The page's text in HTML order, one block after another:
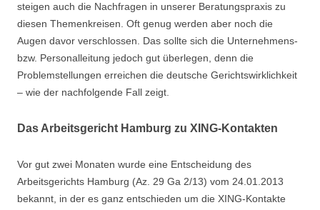
steigen auch die Nachfragen in unserer Beratungspraxis zu
diesen Themenkreisen. Oft genug werden aber noch die
Augen davor verschlossen. Das sollte sich die Unternehmens-
bzw. Personalleitung jedoch gut überlegen, denn die
Problemstellungen erreichen die deutsche Gerichtswirklichkeit
– wie der nachfolgende Fall zeigt.
Das Arbeitsgericht Hamburg zu XING-Kontakten
Vor gut zwei Monaten wurde eine Entscheidung des
Arbeitsgerichts Hamburg (Az. 29 Ga 2/13) vom 24.01.2013
bekannt, in der es ganz entschieden um die XING-Kontakte